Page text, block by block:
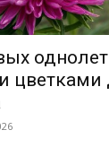
цветками